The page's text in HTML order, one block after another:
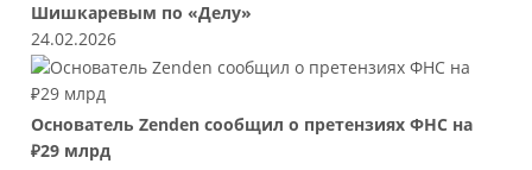
Шишкаревым по «Делу»
24.02.2026
Основатель Zenden сообщил о претензиях ФНС на
₽29 млрд